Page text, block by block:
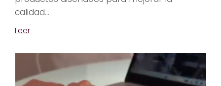
calidad...
Leer